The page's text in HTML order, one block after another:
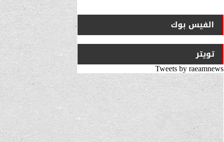
الفيس بوك
تويتر
Tweets by raeamnews